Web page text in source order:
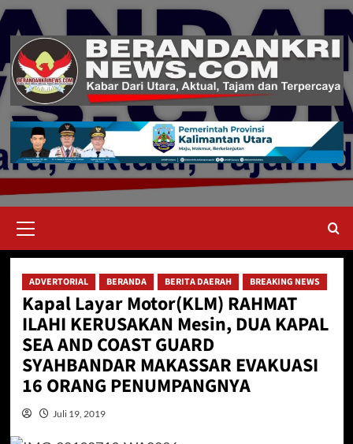
Skip
content
Menu
ADVERTORIAL BERANDA BERITA DAERAH BREAKING NEWS
Kapal Layar Motor(KLM) RAHMAT
ILAHI KERUSAKAN Mesin, DUA KAPAL
SEA AND COAST GUARD
SYAHBANDAR MAKASSAR EVAKUASI
16 ORANG PENUMPANGNYA
Juli 19, 2019